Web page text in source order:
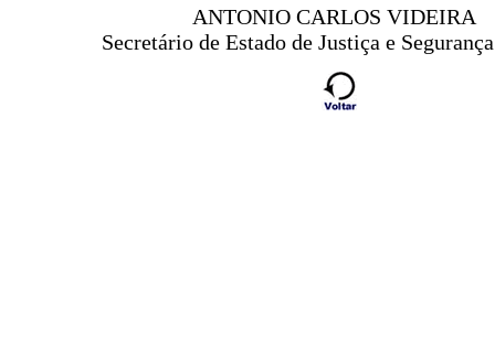
ANTONIO CARLOS VIDEIRA
Secretário de Estado de Justiça e